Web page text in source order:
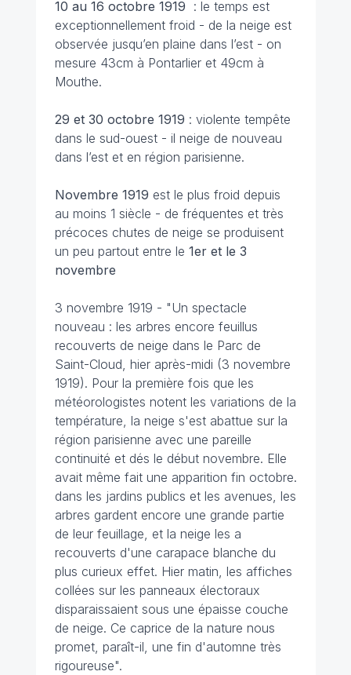
10 au 16 octobre 1919 : le temps est
exceptionnellement froid - de la neige est
observée jusqu’en plaine dans l’est - on
mesure 43cm à Pontarlier et 49cm à
Mouthe.
29 et 30 octobre 1919 : violente tempête
dans le sud-ouest - il neige de nouveau
dans l’est et en région parisienne.
Novembre 1919 est le plus froid depuis
au moins 1 siècle - de fréquentes et très
précoces chutes de neige se produisent
un peu partout entre le 1er et le 3
novembre
3 novembre 1919 - "Un spectacle
nouveau : les arbres encore feuillus
recouverts de neige dans le Parc de
Saint-Cloud, hier après-midi (3 novembre
1919). Pour la première fois que les
météorologistes notent les variations de la
température, la neige s'est abattue sur la
région parisienne avec une pareille
continuité et dés le début novembre. Elle
avait même fait une apparition fin octobre.
dans les jardins publics et les avenues, les
arbres gardent encore une grande partie
de leur feuillage, et la neige les a
recouverts d'une carapace blanche du
plus curieux effet. Hier matin, les affiches
collées sur les panneaux électoraux
disparaissaient sous une épaisse couche
de neige. Ce caprice de la nature nous
promet, paraît-il, une fin d'automne très
rigoureuse".